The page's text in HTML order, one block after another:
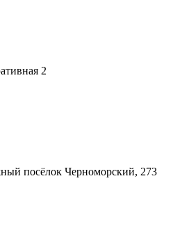
2
посёлок Черноморский, 273